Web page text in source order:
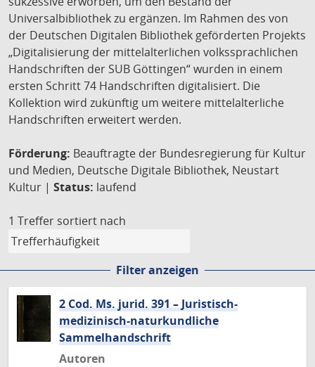
Universalbibliothek zu ergänzen. Im Rahmen des von
der Deutschen Digitalen Bibliothek geförderten Projekts
„Digitalisierung der mittelalterlichen volkssprachlichen
Handschriften der SUB Göttingen“ wurden in einem
ersten Schritt 74 Handschriften digitalisiert. Die
Kollektion wird zukünftig um weitere mittelalterliche
Handschriften erweitert werden.
Förderung: Beauftragte der Bundesregierung für Kultur
und Medien, Deutsche Digitale Bibliothek, Neustart
Kultur | Status: laufend
1 Treffer sortiert nach
Filter anzeigen
2 Cod. Ms. jurid. 391 – Juristisch-
medizinisch-naturkundliche
Sammelhandschrift
Autoren